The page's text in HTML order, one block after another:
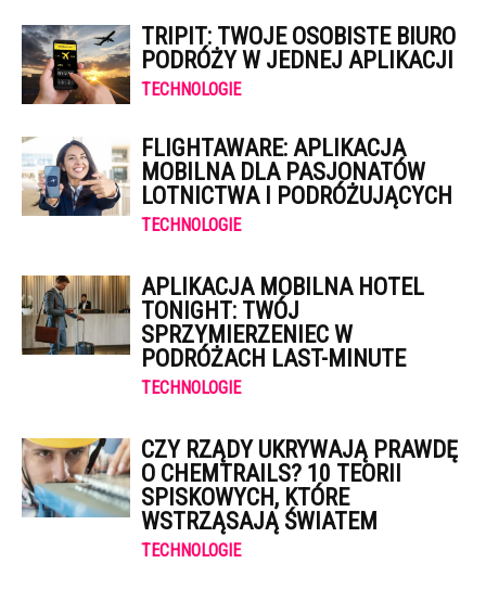
TRIPIT: TWOJE OSOBISTE BIURO
PODRÓŻY W JEDNEJ APLIKACJI
TECHNOLOGIE
FLIGHTAWARE: APLIKACJA
MOBILNA DLA PASJONATÓW
LOTNICTWA I PODRÓŻUJĄCYCH
TECHNOLOGIE
APLIKACJA MOBILNA HOTEL
TONIGHT: TWÓJ
SPRZYMIERZENIEC W
PODRÓŻACH LAST-MINUTE
TECHNOLOGIE
CZY RZĄDY UKRYWAJĄ PRAWDĘ
O CHEMTRAILS? 10 TEORII
SPISKOWYCH, KTÓRE
WSTRZĄSAJĄ ŚWIATEM
TECHNOLOGIE